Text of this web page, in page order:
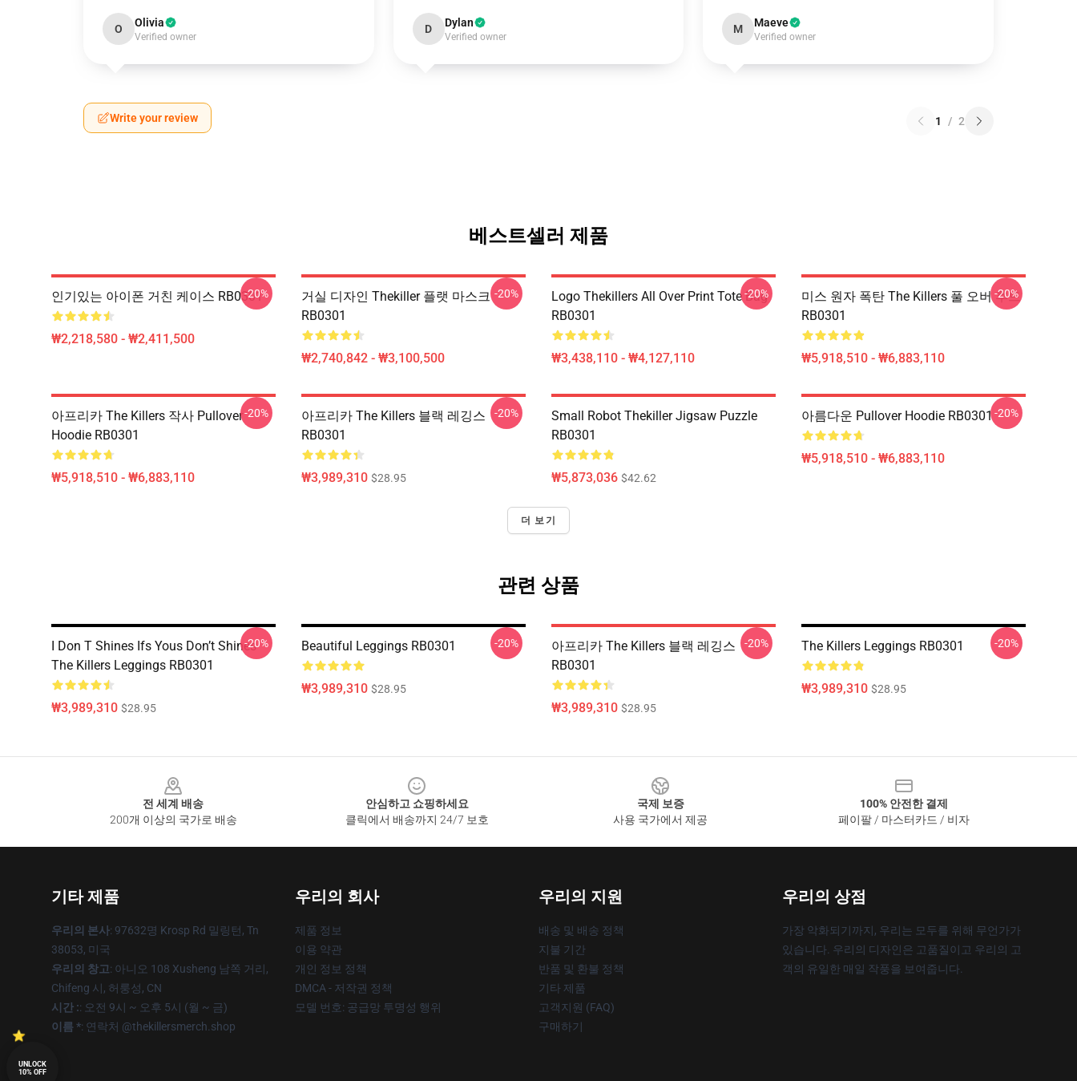
O Olivia
Verified owner
D Dylan
Verified owner
M Maeve
Verified owner
Write your review 1 / 2
베스트셀러 제품
인기있는 아이폰 거친 케이스 RB0301
₩2,218,580 - ₩2,411,500
-20%
거실 디자인 Thekiller 플랫 마스크
RB0301
₩2,740,842 - ₩3,100,500
-20%
Logo Thekillers All Over Print Tote Bag
RB0301
₩3,438,110 - ₩4,127,110
-20%
미스 원자 폭탄 The Killers 풀 오버 후드
RB0301
₩5,918,510 - ₩6,883,110
-20%
아프리카 The Killers 작사 Pullover
Hoodie RB0301
₩5,918,510 - ₩6,883,110
-20%
아프리카 The Killers 블랙 레깅스
RB0301
₩3,989,310 $28.95
-20%
Small Robot Thekiller Jigsaw Puzzle
RB0301
₩5,873,036 $42.62
아름다운 Pullover Hoodie RB0301
₩5,918,510 - ₩6,883,110
-20%
더 보기
관련 상품
I Don T Shines Ifs Yous Don’t Shines
The Killers Leggings RB0301
₩3,989,310 $28.95
-20% Beautiful Leggings RB0301
₩3,989,310 $28.95
-20%
아프리카 The Killers 블랙 레깅스
RB0301
₩3,989,310 $28.95
-20% The Killers Leggings RB0301
₩3,989,310 $28.95
-20%
전 세계 배송
200개 이상의 국가로 배송
안심하고 쇼핑하세요
클릭에서 배송까지 24/7 보호
국제 보증
사용 국가에서 제공
100% 안전한 결제
페이팔 / 마스터카드 / 비자
기타 제품
우리의 본사: 97632명 Krosp Rd 밀링턴, Tn
38053, 미국
우리의 창고: 아니오 108 Xusheng 남쪽 거리,
Chifeng 시, 허룽성, CN
시간 :: 오전 9시 ~ 오후 5시 (월 ~ 금)
이름 *: 연락처 @thekillersmerch.shop
우리의 회사
제품 정보
이용 약관
개인 정보 정책
DMCA - 저작권 정책
모델 번호: 공급망 투명성 행위
우리의 지원
배송 및 배송 정책
지불 기간
반품 및 환불 정책
기타 제품
고객지원 (FAQ)
구매하기
우리의 상점
가장 악화되기까지, 우리는 모두를 위해 무언가가
있습니다. 우리의 디자인은 고품질이고 우리의 고
객의 유일한 매일 작풍을 보여줍니다.
UNLOCK
10% OFF